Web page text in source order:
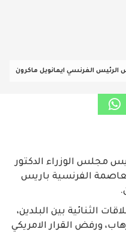
الرئيس الفرنسي ايمانويل ماكرون
مجلس الوزراء الدكتور
الفرنسية باريس
الثنائية بين البلدين،
ورفض القرار الامريكي